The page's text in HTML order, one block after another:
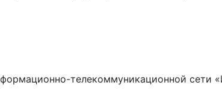
телекоммуникационной сети